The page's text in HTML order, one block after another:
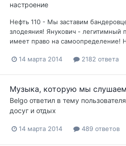
настроение
Нефть 110 - Мы заставим
злодеяния! Янукович - легитимный
имеет право на самоопределение!
14 марта 2014 2182 ответа
Музыка, которую мы слушаем
Belgo ответил в тему пользователя
досуг и отдых
14 марта 2014 489 ответов